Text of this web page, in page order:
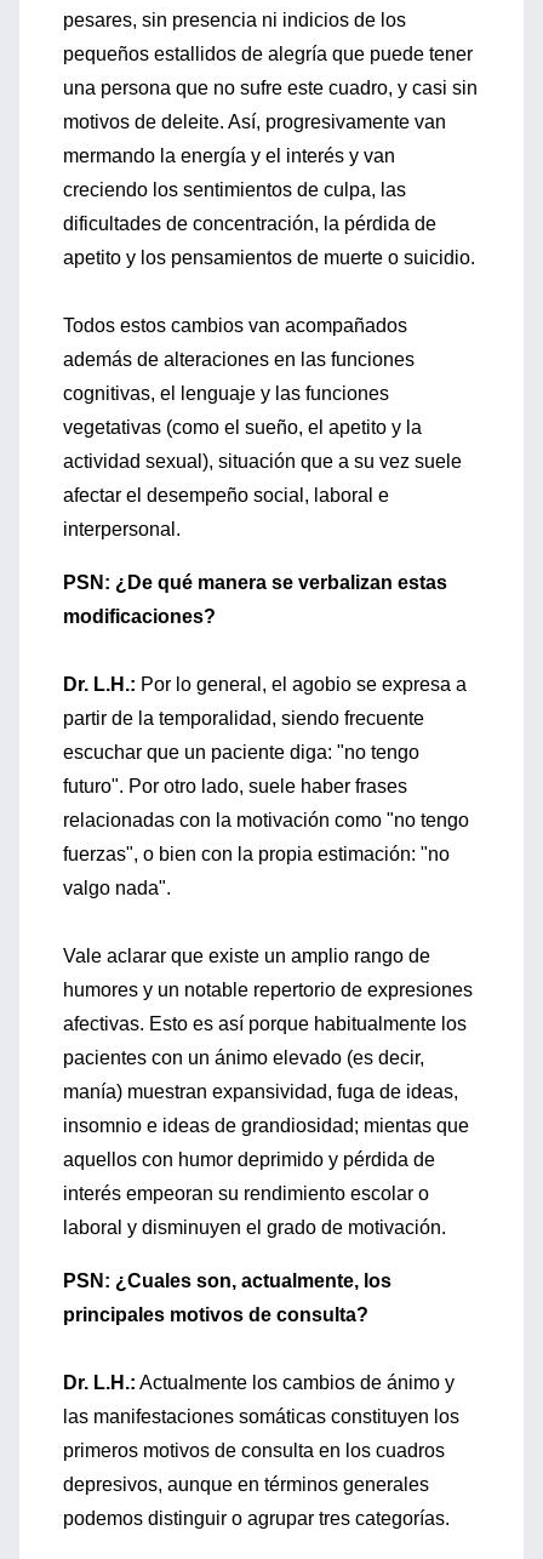
pesares, sin presencia ni indicios de los
pequeños estallidos de alegría que puede tener
una persona que no sufre este cuadro, y casi sin
motivos de deleite. Así, progresivamente van
mermando la energía y el interés y van
creciendo los sentimientos de culpa, las
dificultades de concentración, la pérdida de
apetito y los pensamientos de muerte o suicidio.
Todos estos cambios van acompañados
además de alteraciones en las funciones
cognitivas, el lenguaje y las funciones
vegetativas (como el sueño, el apetito y la
actividad sexual), situación que a su vez suele
afectar el desempeño social, laboral e
interpersonal.
PSN: ¿De qué manera se verbalizan estas
modificaciones?
Dr. L.H.: Por lo general, el agobio se expresa a
partir de la temporalidad, siendo frecuente
escuchar que un paciente diga: "no tengo
futuro". Por otro lado, suele haber frases
relacionadas con la motivación como "no tengo
fuerzas", o bien con la propia estimación: "no
valgo nada".
Vale aclarar que existe un amplio rango de
humores y un notable repertorio de expresiones
afectivas. Esto es así porque habitualmente los
pacientes con un ánimo elevado (es decir,
manía) muestran expansividad, fuga de ideas,
insomnio e ideas de grandiosidad; mientas que
aquellos con humor deprimido y pérdida de
interés empeoran su rendimiento escolar o
laboral y disminuyen el grado de motivación.
PSN: ¿Cuales son, actualmente, los
principales motivos de consulta?
Dr. L.H.: Actualmente los cambios de ánimo y
las manifestaciones somáticas constituyen los
primeros motivos de consulta en los cuadros
depresivos, aunque en términos generales
podemos distinguir o agrupar tres categorías.